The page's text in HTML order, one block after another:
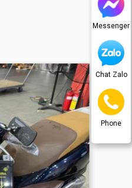
Messenger
Chat Zalo
Phone